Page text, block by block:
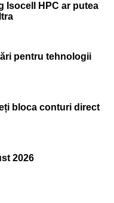
Isocell HPC ar putea
pentru tehnologii
bloca conturi direct
2026